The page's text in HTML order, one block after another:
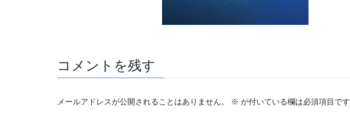
コメントを残す
メールアドレスが公開されることはありません。 ※ が付いている欄は必須項目です